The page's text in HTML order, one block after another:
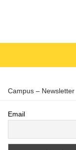
Campus – Newsletter
Email